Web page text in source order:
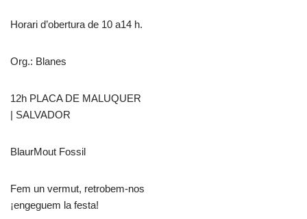
Horari d’obertura de 10 a14 h.
Org.: Blanes
12h PLACA DE MALUQUER
| SALVADOR
BlaurMout Fossil
Fem un vermut, retrobem-nos
¡engeguem la festa!